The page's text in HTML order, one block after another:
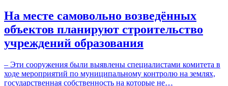
На месте самовольно возведённых
объектов планируют строительство
учреждений образования
– Эти сооружения были выявлены специалистами комитета в
ходе мероприятий по муниципальному контролю на землях,
государственная собственность на которые не…